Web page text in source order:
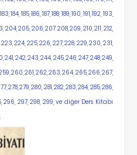
184, 185, 186, 187, 188, 189, 190, 191, 192, 193,
204, 205, 206, 207 208, 209, 210, 211, 212,
223, 224, 225, 226, 227, 228, 229, 230, 231,
242, 243, 244, 245, 246, 247, 248, 249,
260, 261, 262, 263, 264, 265, 266, 267,
278, 279, 280, 281, 282, 283, 284, 285, 286,
296, 297, 298, 299, ve diğer Ders Kitabı